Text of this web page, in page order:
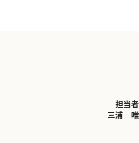
担当者
三浦